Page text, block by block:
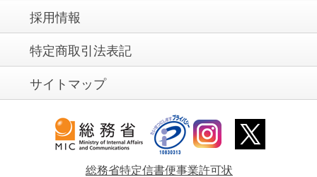
採用情報
特定商取引法表記
サイトマップ
総務省特定信書便事業許可状